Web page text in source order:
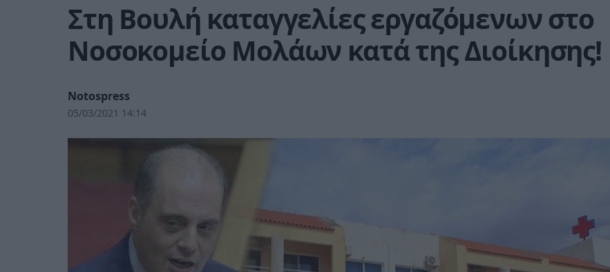
Στη Βουλή καταγγελίες εργαζόμενων στο
Νοσοκομείο Μολάων κατά της Διοίκησης!
Notospress
05/03/2021 14:14